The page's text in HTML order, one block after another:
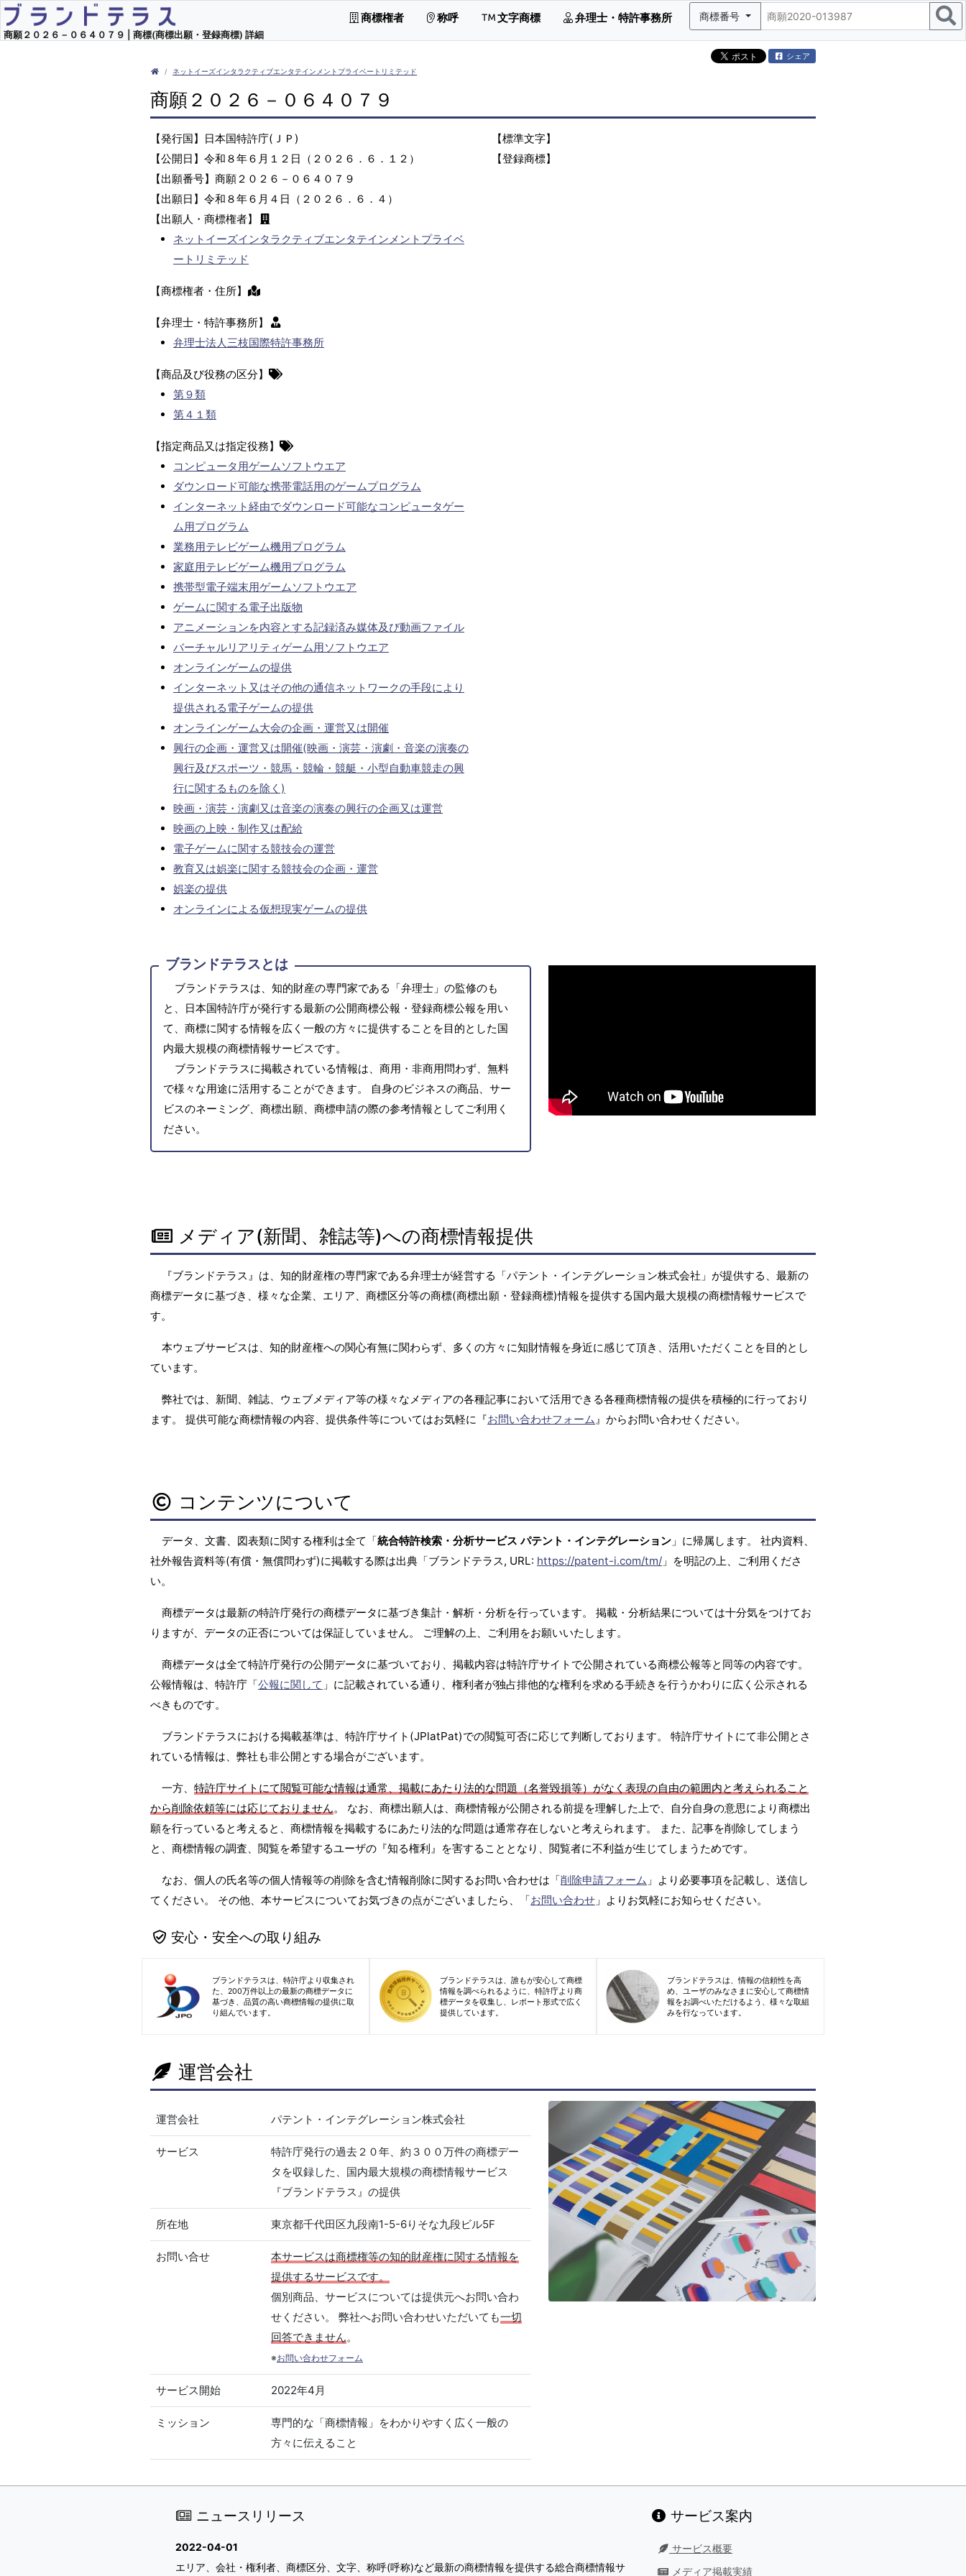
商願２０２６－０６４０７９ | 商標(商標出願・登録商標) 詳細
商標権者 称呼 文字商標 弁理士・特許事務所 商標番号
シェア
ネットイーズインタラクティブエンタテインメントプライベートリミテッド
商願２０２６－０６４０７９
【発行国】日本国特許庁(ＪＰ)
【公開日】令和８年６月１２日（２０２６．６．１２）
【出願番号】商願２０２６－０６４０７９
【出願日】令和８年６月４日（２０２６．６．４）
【出願人・商標権者】
ネットイーズインタラクティブエンタテインメントプライベ
ートリミテッド
【商標権者・住所】
【弁理士・特許事務所】
弁理士法人三枝国際特許事務所
【商品及び役務の区分】
第９類
第４１類
【指定商品又は指定役務】
コンピュータ用ゲームソフトウエア
ダウンロード可能な携帯電話用のゲームプログラム
インターネット経由でダウンロード可能なコンピュータゲー
ム用プログラム
業務用テレビゲーム機用プログラム
家庭用テレビゲーム機用プログラム
携帯型電子端末用ゲームソフトウエア
ゲームに関する電子出版物
アニメーションを内容とする記録済み媒体及び動画ファイル
バーチャルリアリティゲーム用ソフトウエア
オンラインゲームの提供
インターネット又はその他の通信ネットワークの手段により
提供される電子ゲームの提供
オンラインゲーム大会の企画・運営又は開催
興行の企画・運営又は開催(映画・演芸・演劇・音楽の演奏の
興行及びスポーツ・競馬・競輪・競艇・小型自動車競走の興
行に関するものを除く)
映画・演芸・演劇又は音楽の演奏の興行の企画又は運営
映画の上映・制作又は配給
電子ゲームに関する競技会の運営
教育又は娯楽に関する競技会の企画・運営
娯楽の提供
オンラインによる仮想現実ゲームの提供
【標準文字】
【登録商標】
ブランドテラスとは
ブランドテラスは、知的財産の専門家である「弁理士」の監修のも
と、日本国特許庁が発行する最新の公開商標公報・登録商標公報を用い
て、商標に関する情報を広く一般の方々に提供することを目的とした国
内最大規模の商標情報サービスです。
ブランドテラスに掲載されている情報は、商用・非商用問わず、無料
で様々な用途に活用することができます。 自身のビジネスの商品、サー
ビスのネーミング、商標出願、商標申請の際の参考情報としてご利用く
ださい。
メディア(新聞、雑誌等)への商標情報提供
『ブランドテラス』は、知的財産権の専門家である弁理士が経営する「パテント・インテグレーション株式会社」が提供する、最新の
商標データに基づき、様々な企業、エリア、商標区分等の商標(商標出願・登録商標)情報を提供する国内最大規模の商標情報サービスで
す。
本ウェブサービスは、知的財産権への関心有無に関わらず、多くの方々に知財情報を身近に感じて頂き、活用いただくことを目的とし
ています。
弊社では、新聞、雑誌、ウェブメディア等の様々なメディアの各種記事において活用できる各種商標情報の提供を積極的に行っており
ます。 提供可能な商標情報の内容、提供条件等についてはお気軽に『お問い合わせフォーム 』からお問い合わせください。
コンテンツについて
データ、文書、図表類に関する権利は全て「統合特許検索・分析サービス パテント・インテグレーション 」に帰属します。 社内資料、
社外報告資料等(有償・無償問わず)に掲載する際は出典「ブランドテラス, URL: https://patent-i.com/tm/ 」を明記の上、ご利用くださ
い。
商標データは最新の特許庁発行の商標データに基づき集計・解析・分析を行っています。 掲載・分析結果については十分気をつけてお
りますが、データの正否については保証していません。 ご理解の上、ご利用をお願いいたします。
商標データは全て特許庁発行の公開データに基づいており、掲載内容は特許庁サイトで公開されている商標公報等と同等の内容です。
公報情報は、特許庁「公報に関して 」に記載されている通り、権利者が独占排他的な権利を求める手続きを行うかわりに広く公示される
べきものです。
ブランドテラスにおける掲載基準は、特許庁サイト(JPlatPat)での閲覧可否に応じて判断しております。 特許庁サイトにて非公開とさ
れている情報は、弊社も非公開とする場合がございます。
一方、 特許庁サイトにて閲覧可能な情報は通常、掲載にあたり法的な問題（名誉毀損等）がなく表現の自由の範囲内と考えられること
から削除依頼等には応じておりません。 なお、商標出願人は、商標情報が公開される前提を理解した上で、自分自身の意思により商標出
願を行っていると考えると、商標情報を掲載するにあたり法的な問題は通常存在しないと考えられます。 また、記事を削除してしまう
と、商標情報の調査、閲覧を希望するユーザの『知る権利』を害することとなり、閲覧者に不利益が生じてしまうためです。
なお、個人の氏名等の個人情報等の削除を含む情報削除に関するお問い合わせは「削除申請フォーム 」より必要事項を記載し、送信し
てください。 その他、本サービスについてお気づきの点がございましたら、「お問い合わせ 」よりお気軽にお知らせください。
安心・安全への取り組み
ブランドテラスは、特許庁より収集され
た、200万件以上の最新の商標データに
基づき、品質の高い商標情報の提供に取
り組んでいます。
ブランドテラスは、誰もが安心して商標
情報を調べられるように、特許庁より商
標データを収集し、レポート形式で広く
提供しています。
ブランドテラスは、情報の信頼性を高
め、ユーザのみなさまに安心して商標情
報をお調べいただけるよう、様々な取組
みを行なっています。
運営会社
運営会社 パテント・インテグレーション株式会社
サービス
特許庁発行の過去２０年、約３００万件の商標デー
タを収録した、国内最大規模の商標情報サービス
『ブランドテラス』の提供
所在地 東京都千代田区九段南1-5-6りそな九段ビル5F
お問い合せ
本サービスは商標権等の知的財産権に関する情報を
提供するサービスです。
個別商品、サービスについては提供元へお問い合わ
せください。 弊社へお問い合わせいただいても一切
回答できません。
※お問い合わせフォーム
サービス開始 2022年4月
ミッション
専門的な「商標情報」をわかりやすく広く一般の
方々に伝えること
ニュースリリース
2022-04-01
エリア、会社・権利者、商標区分、文字、称呼(呼称)など最新の商標情報を提供する総合商標情報サ
サービス案内
サービス概要
メディア掲載実績